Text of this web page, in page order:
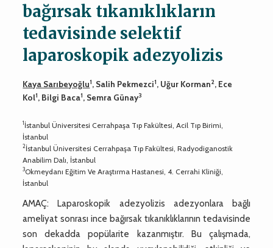
bağırsak tıkanıklıkların
tedavisinde selektif
laparoskopik adezyolizis
Kaya Sarıbeyoğlu1, Salih Pekmezci1, Uğur Korman2, Ece
Kol1, Bilgi Baca1, Semra Günay3
1İstanbul Üniversitesi Cerrahpaşa Tıp Fakültesi, Acil Tıp Birimi,
İstanbul
2İstanbul Üniversitesi Cerrahpaşa Tıp Fakültesi, Radyodiganostik
Anabilim Dalı, İstanbul
3Okmeydanı Eğitim Ve Araştırma Hastanesi, 4. Cerrahi Kliniği,
İstanbul
AMAÇ: Laparoskopik adezyolizis adezyonlara bağlı
ameliyat sonrası ince bağırsak tıkanıklıklarının tedavisinde
son dekadda popülarite kazanmıştır. Bu çalışmada,